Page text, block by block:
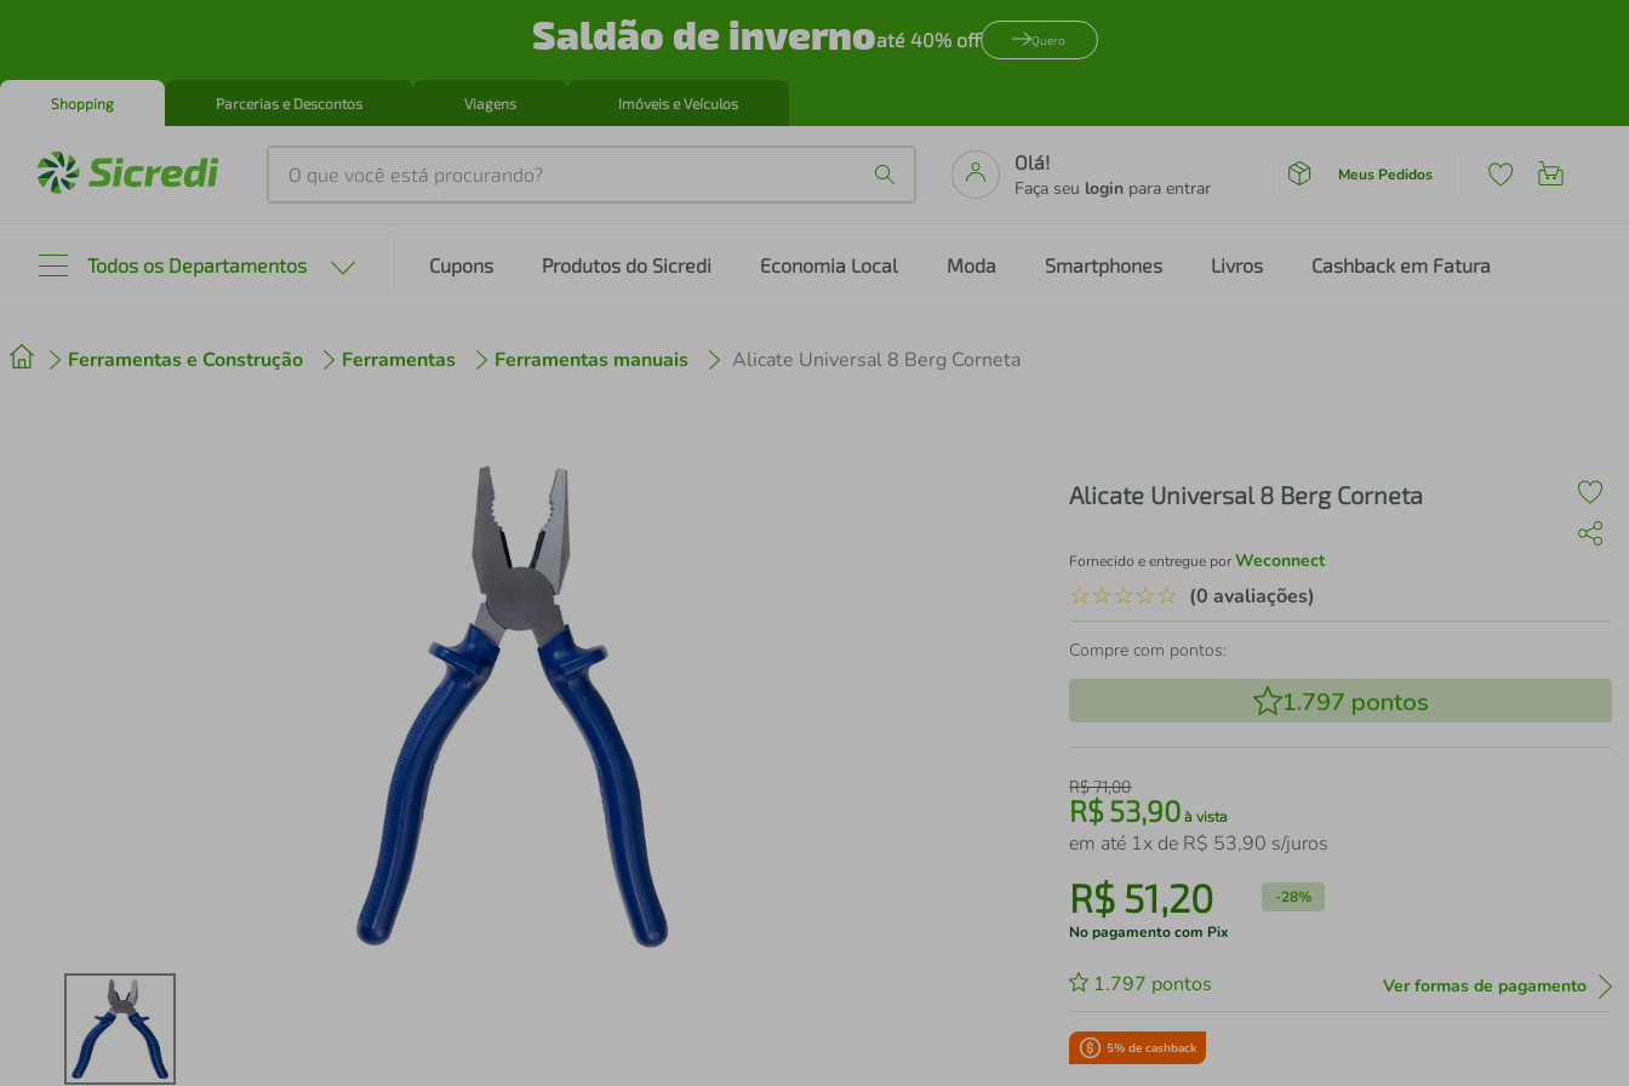
Saldão de invernoaté 40% off Quero
Shopping Parcerias e Descontos Viagens Imóveis e Veículos
O que você está procurando?
Olá!
Faça seu login para entrar
Meus Pedidos
Todos os Departamentos Cupons Produtos do Sicredi Economia Local Moda Smartphones Livros Cashback em Fatura
Ferramentas e Construção Ferramentas Ferramentas manuais Alicate Universal 8 Berg Corneta
Alicate Universal 8 Berg Corneta
Fornecido e entregue porWeconnect
☆☆☆☆☆ (0 avaliações)
Compre com pontos:
1.797 pontos
R$71,00
R$53,90 à vista
em até 1x de R$ 53,90 s/juros
R$ 51,20 -28%
No pagamento com Pix
1.797 pontos Ver formas de pagamento
5% de cashback
2º cafeteira